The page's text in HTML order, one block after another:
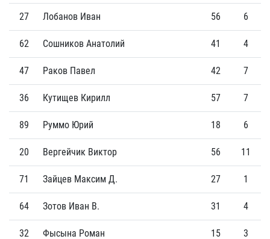
27 Лобанов Иван 56 6
62 Сошников Анатолий 41 4
47 Раков Павел 42 7
36 Кутищев Кирилл 57 7
89 Руммо Юрий 18 6
20 Вергейчик Виктор 56 11
71 Зайцев Максим Д. 27 1
64 Зотов Иван В. 31 4
32 Фысына Роман 15 3